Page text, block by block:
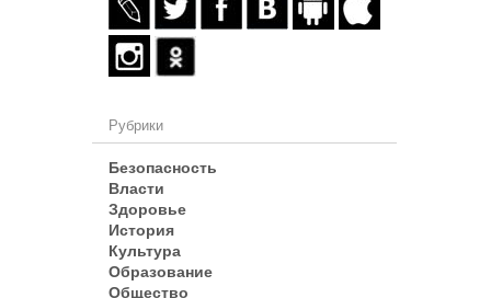
Рубрики
Безопасность
Власти
Здоровье
История
Культура
Образование
Общество